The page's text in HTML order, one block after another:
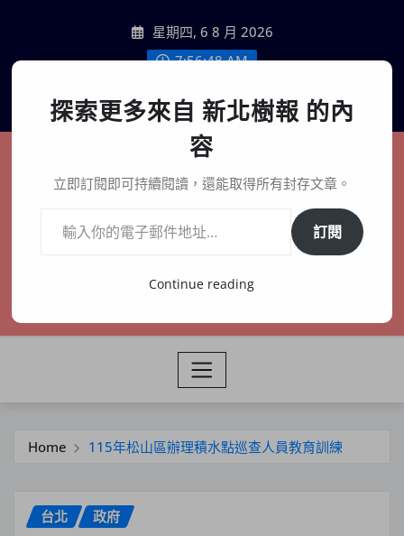
content
星期四, 6 8 月 2026
7:56:49 AM
聯絡我們
新北樹報
在地、記憶、連結、創生
Home 115年松山區辦理積水點巡查人員教育訓練
台北 政府
探索更多來自 新北樹報 的內
容
立即訂閱即可持續閱讀，還能取得所有封存文章。
訂閱
Continue reading